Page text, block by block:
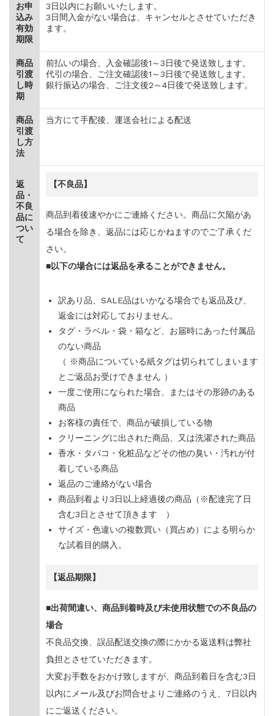
お申
込み
有効
期限
3日以内にお願いいたします。
3日間入金がない場合は、キャンセルとさせていただき
ます。
商品
引渡
し時
期
前払いの場合、入金確認後1～3日後で発送致します。
代引の場合、ご注文確認後1～3日後で発送致します。
銀行振込の場合、ご注文後2～4日後で発送致します。
商品
引渡
し方
法
当方にて手配後、運送会社による配送
返
品・
不良
品に
つい
て
【不良品】
商品到着後速やかにご連絡ください。商品に欠陥があ
る場合を除き、返品には応じかねますのでご了承くだ
さい。
■以下の場合には返品を承ることができません。
訳あり品、SALE品はいかなる場合でも返品及び、
返金には対応しておりません。
タグ・ラベル・袋・箱など、お届時にあった付属品
のない商品
（ ※商品についている紙タグは切られてしまいます
とご返品お受けできません ）
一度ご使用になられた場合、またはその形跡のある
商品
お客様の責任で、商品が破損している物
クリーニングに出された商品、又は洗濯された商品
香水・タバコ・化粧品などその他の臭い・汚れが付
着している商品
返品のご連絡がない場合
商品到着より3日以上経過後の商品（※配達完了日
含む3日とさせて頂きます ）
サイズ・色違いの複数買い（買占め）による明らか
な試着目的購入。
【返品期限】
■出荷間違い、商品到着時及び未使用状態での不良品の
場合
不良品交換、誤品配送交換の際にかかる返送料は弊社
負担とさせていただきます。
大変お手数をおかけ致しますが、商品到着日を含む3日
以内にメール及びお問合せよりご連絡のうえ、7日以内
にご返送ください。